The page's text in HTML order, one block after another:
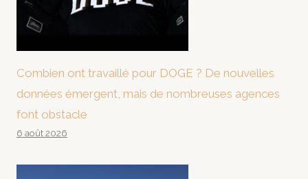
Combien ont travaillé pour DOGE ? De nouvelles
données émergent, mais de nombreuses agences
font obstacle
6 août 2026